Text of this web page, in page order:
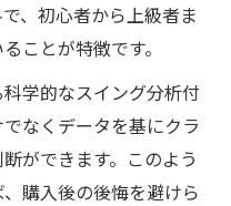
、初心者から上級者ま
ことが特徴です。
学的なスイング分析付
なくデータを基にクラ
ができます。このよう
購入後の後悔を避けら